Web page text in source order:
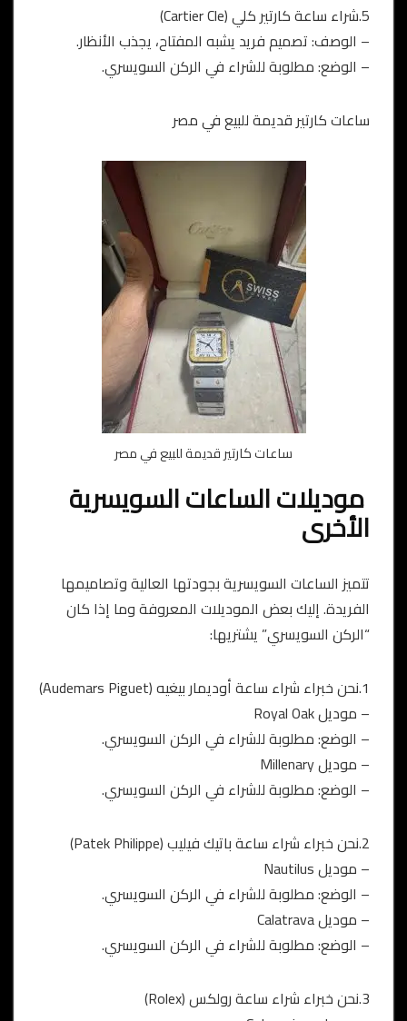
5.شراء ساعة كارتير كلي (Cartier Cle)
– الوصف: تصميم فريد يشبه المفتاح، يجذب الأنظار.
– الوضع: مطلوبة للشراء في الركن السويسري.
ساعات كارتير قديمة للبيع في مصر
ساعات كارتير قديمة للبيع في مصر
موديلات الساعات السويسرية
الأخرى
تتميز الساعات السويسرية بجودتها العالية وتصاميمها
الفريدة. إليك بعض الموديلات المعروفة وما إذا كان
“الركن السويسري” يشتريها:
1.نحن خبراء شراء ساعة أوديمار بيغيه (Audemars Piguet)
– موديل Royal Oak
– الوضع: مطلوبة للشراء في الركن السويسري.
– موديل Millenary
– الوضع: مطلوبة للشراء في الركن السويسري.
2.نحن خبراء شراء ساعة باتيك فيليب (Patek Philippe)
– موديل Nautilus
– الوضع: مطلوبة للشراء في الركن السويسري.
– موديل Calatrava
– الوضع: مطلوبة للشراء في الركن السويسري.
3.نحن خبراء شراء ساعة رولكس (Rolex)